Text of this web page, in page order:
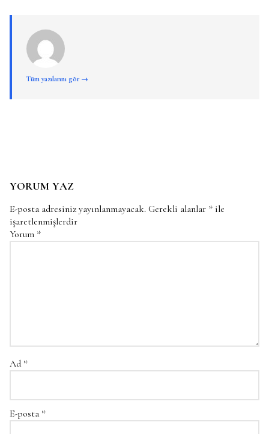
Tüm yazılarını gör →
YORUM YAZ
E-posta adresiniz yayınlanmayacak. Gerekli alanlar * ile
işaretlenmişlerdir
Yorum *
Ad *
E-posta *